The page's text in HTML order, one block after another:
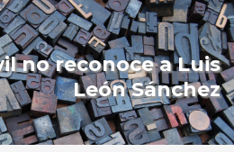
no reconoce a Luis
León Sánchez